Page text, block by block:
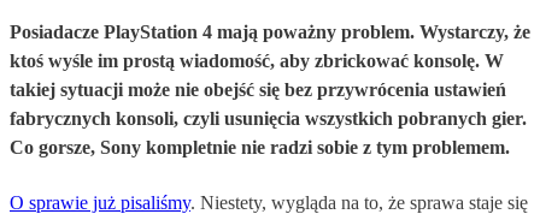
Posiadacze PlayStation 4 mają poważny problem. Wystarczy, że
ktoś wyśle im prostą wiadomość, aby zbrickować konsolę. W
takiej sytuacji może nie obejść się bez przywrócenia ustawień
fabrycznych konsoli, czyli usunięcia wszystkich pobranych gier.
Co gorsze, Sony kompletnie nie radzi sobie z tym problemem.
O sprawie już pisaliśmy. Niestety, wygląda na to, że sprawa staje się